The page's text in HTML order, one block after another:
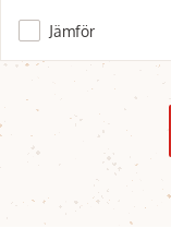
Jämför